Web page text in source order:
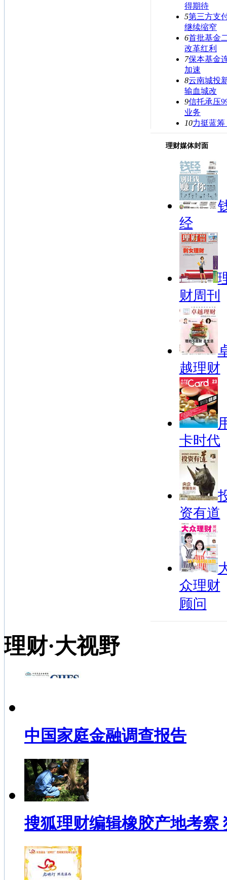
得期待
5第三方支
继续缩窄
6首批基金
改革红利
7保本基金
加速
8云南城投
输血城改
9信托承压
业务
10力挺蓝
理财媒体封面
经
财周刊
越理财
卡时代
资有道
众理财
顾问
理财·大视野
中国家庭金融调查报告
搜狐理财编辑橡胶产地考察